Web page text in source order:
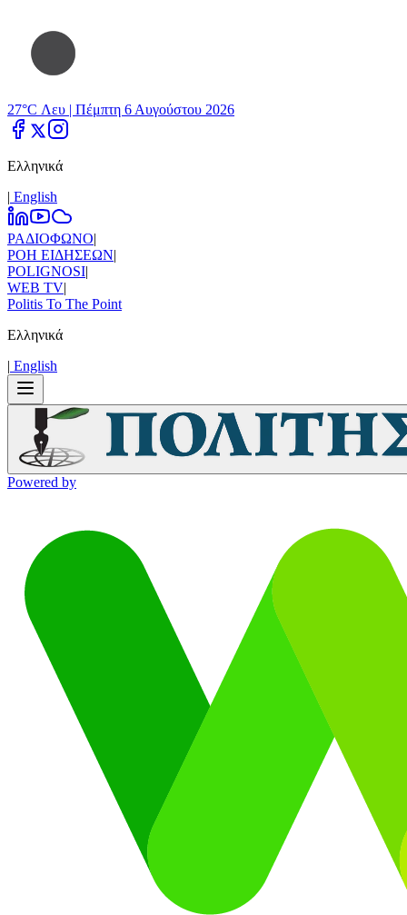
27°C Λευ | Πέμπτη 6 Αυγούστου 2026
Ελληνικά
| Εnglish
ΡΑΔΙΟΦΩΝΟ|
ΡΟΗ ΕΙΔΗΣΕΩΝ|
POLIGNOSI|
WEB TV|
Politis To The Point
Ελληνικά
| Εnglish
Powered by